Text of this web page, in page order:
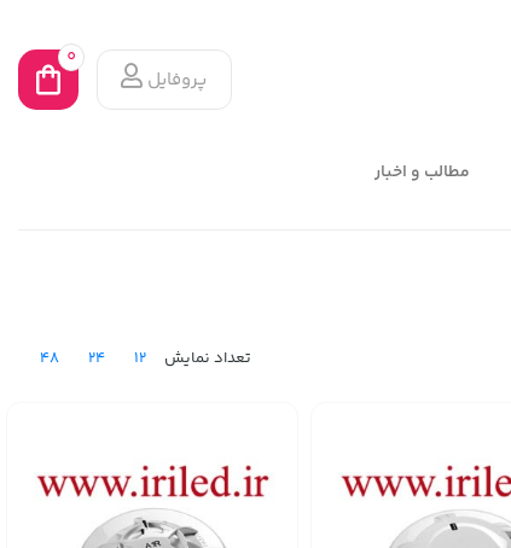
پروفایل
0
مطالب و اخبار
تعداد نمایش 12
24
48